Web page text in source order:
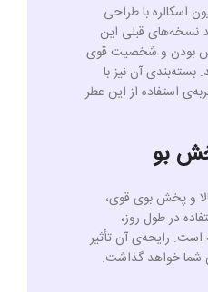
اسکالره با طراحی
نسخه‌های قبلی این
بودن و شخصیت قوی
بسته‌بندی آن نیز با
استفاده از این عطر
بو
و پخش بوی قوی،
در طول روز،
است. رایحه‌ی آن تأثیر
شما خواهد گذاشت.